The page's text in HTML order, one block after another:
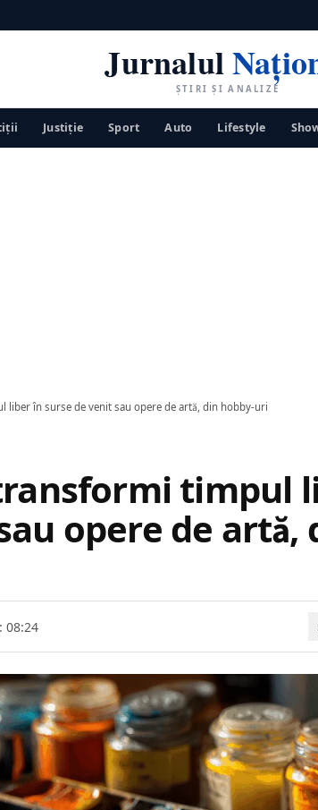
Jurnalul
ȘTIRI ȘI ANALIZE
Justiţie Sport Auto Lifestyle
în surse de venit sau opere de artă, din hobby-uri
timpul
opere de artă,
08:24